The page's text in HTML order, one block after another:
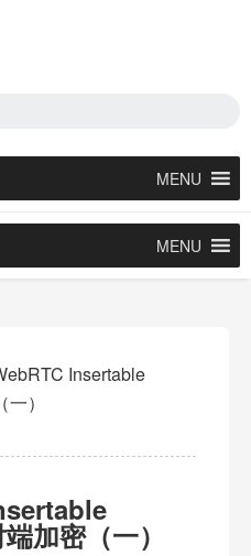
MENU
MENU
Insertable
）
加密（一）